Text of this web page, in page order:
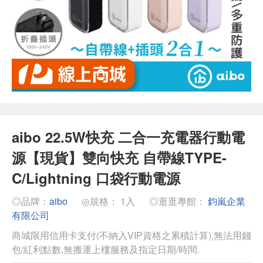
aibo 22.5W快充 二合一充電器行動電
源【現貨】雙向快充 自帶線TYPE-
C/Lightning 口袋行動電源
◎品牌： aibo ◎規格： 1入 ◎逛逛專館： 鈞嵐企業
有限公司
商城限用信用卡支付(不納入VIP資格之累積計算),無法用錢
包/紅利點數,無搬運上樓服務及指定日期/時間.